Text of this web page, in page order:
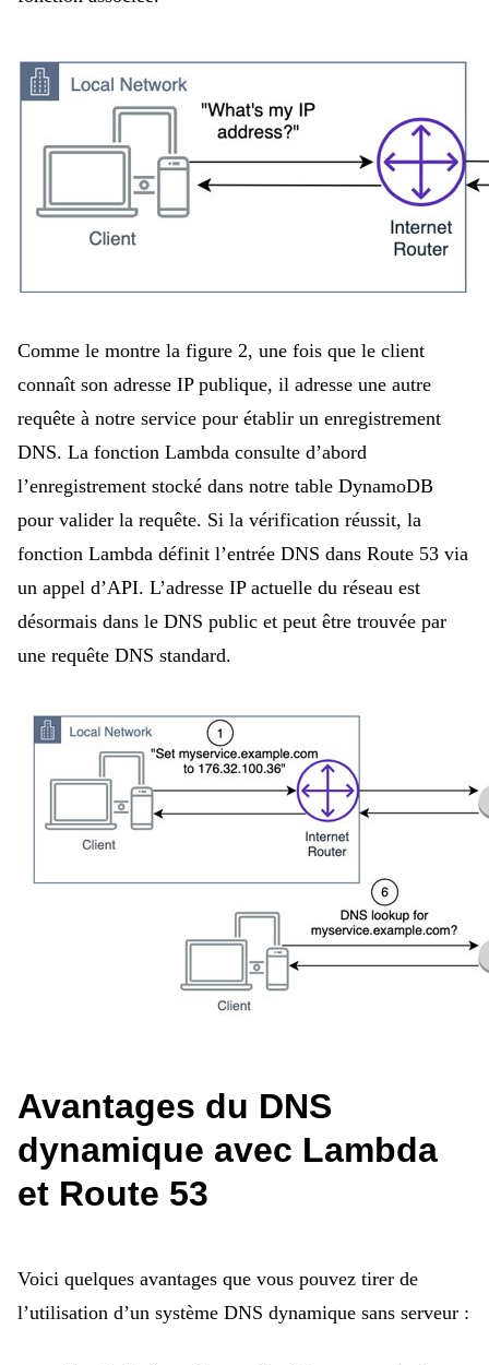
Comme le montre la figure 2, une fois que le client
connaît son adresse IP publique, il adresse une autre
requête à notre service pour établir un enregistrement
DNS. La fonction Lambda consulte d’abord
l’enregistrement stocké dans notre table DynamoDB
pour valider la requête. Si la vérification réussit, la
fonction Lambda définit l’entrée DNS dans Route 53 via
un appel d’API. L’adresse IP actuelle du réseau est
désormais dans le DNS public et peut être trouvée par
une requête DNS standard.
Avantages du DNS
dynamique avec Lambda
et Route 53
Voici quelques avantages que vous pouvez tirer de
l’utilisation d’un système DNS dynamique sans serveur :